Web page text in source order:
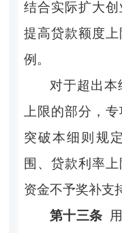
结合实际扩大创
提高贷款额度
例。
对于超出
上限的部分，
突破本细则规
围、贷款利率
资金不予奖补支
第十三条